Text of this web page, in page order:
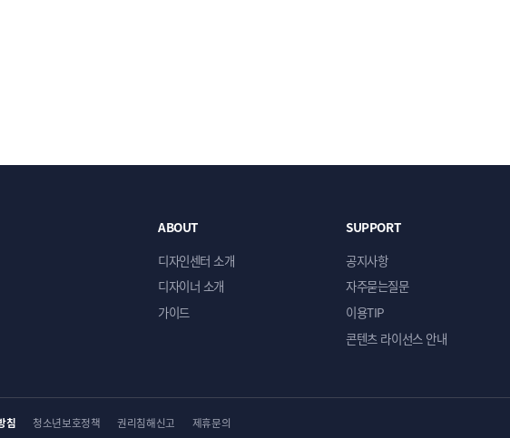
료되면 작업 진행을 위한 안내문자를 발송해 드립니다
디자인 주문시 연락 가능한 번호를 꼭 기입해 주세요
옵션을 선택하셨다면 작업 진행을 위한 주문서를 작성해 주세요
ABOUT
디자인센터 소개
디자이너 소개
가이드
SUPPORT
공지사항
자주묻는질문
이용TIP
콘텐츠 라이선스 안내
침 청소년보호정책 권리침해신고 제휴문의